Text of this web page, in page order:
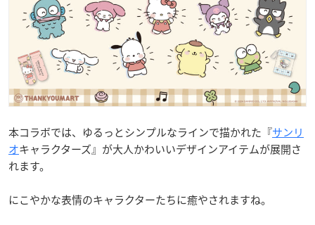
本コラボでは、ゆるっとシンプルなラインで描かれた『サンリ
オキャラクターズ』が大人かわいいデザインアイテムが展開さ
れます。
にこやかな表情のキャラクターたちに癒やされますね。